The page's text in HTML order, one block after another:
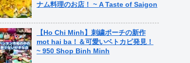
ナム料理のお店！ ~ A Taste of Saigon
【Ho Chi Minh】刺繍ポーチの新作
mot hai ba！＆可愛いベトカピ発見！
~ 950 Shop Binh Minh